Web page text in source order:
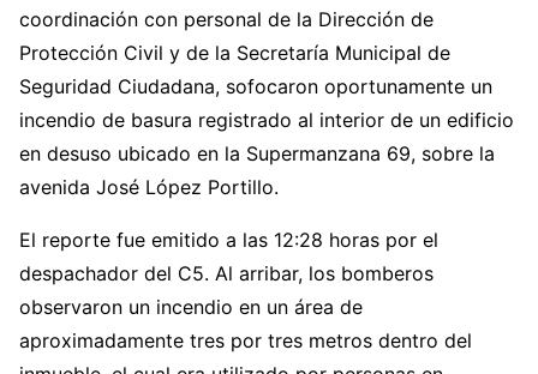
coordinación con personal de la Dirección de
Protección Civil y de la Secretaría Municipal de
Seguridad Ciudadana, sofocaron oportunamente un
incendio de basura registrado al interior de un edificio
en desuso ubicado en la Supermanzana 69, sobre la
avenida José López Portillo.
El reporte fue emitido a las 12:28 horas por el
despachador del C5. Al arribar, los bomberos
observaron un incendio en un área de
aproximadamente tres por tres metros dentro del